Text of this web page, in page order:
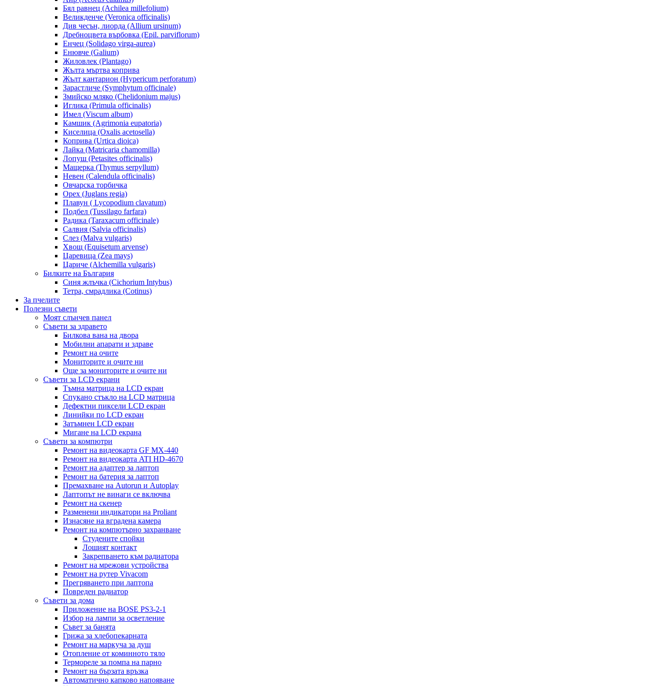
Бял равнец (Achilea millefolium)
Великденче (Veronica officinalis)
Див чесън, лиорда (Allium ursinum)
Дребноцвета върбовка (Epil. parviflorum)
Енчец (Solidago virga-aurea)
Енювче (Galium)
Жиловлек (Plantago)
Жълта мъртва коприва
Жълт кантарион (Hypericum perforatum)
Зарастличе (Symphytum officinale)
Змийско мляко (Chelidonium majus)
Иглика (Primula officinalis)
Имел (Viscum album)
Камшик (Agrimonia eupatoria)
Киселица (Oxalis acetosella)
Коприва (Urtica dioica)
Лайка (Matricaria chamomilla)
Лопуш (Petasites officinalis)
Мащерка (Thymus serpyllum)
Невен (Calendula officinalis)
Овчарска торбичка
Орех (Juglans regia)
Плавун ( Lycopodium clavatum)
Подбел (Tussilago farfara)
Радика (Taraxacum officinale)
Салвия (Salvia officinalis)
Слез (Malva vulgaris)
Хвощ (Equisetum arvense)
Царевица (Zea mays)
Цариче (Alchemilla vulgaris)
Билките на България
Синя жлъчка (Cichorium Intybus)
Тетра, смрадлика (Cotinus)
За пчелите
Полезни съвети
Моят слънчев панел
Съвети за здравето
Билкова вана на двора
Мобилни апарати и здраве
Ремонт на очите
Мониторите и очите ни
Още за мониторите и очите ни
Съвети за LCD екрани
Тъмна матрица на LCD екран
Спукано стъкло на LCD матрица
Дефектни пиксели LCD екран
Линийки по LCD екран
Затъмнен LCD екран
Мигане на LCD екрана
Съвети за компютри
Ремонт на видеокарта GF MX-440
Ремонт на видеокарта ATI HD-4670
Ремонт на адаптер за лаптоп
Ремонт на батерия за лаптоп
Премахване на Autorun и Autoplay
Лаптопът не винаги се включва
Ремонт на скенер
Разменени индикатори на Proliant
Изнасяне на вградена камера
Ремонт на компютърно захранване
Студените спойки
Лошият контакт
Закрепването към радиатора
Ремонт на мрежови устройства
Ремонт на рутер Vivacom
Прегряването при лаптопа
Повреден радиатор
Съвети за дома
Приложение на BOSE PS3-2-1
Избор на лампи за осветление
Съвет за банята
Грижа за хлебопекарната
Ремонт на маркуча за душ
Отопление от коминното тяло
Термореле за помпа на парно
Ремонт на бързата връзка
Автоматично капково напояване